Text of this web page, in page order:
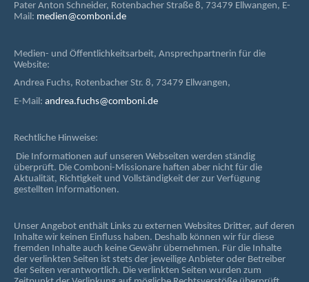
Pater Anton Schneider, Rotenbacher Straße 8, 73479 Ellwangen, E-
Mail: medien@comboni.de
Medien- und Öffentlichkeitsarbeit, Ansprechpartnerin für die
Website:
Andrea Fuchs, Rotenbacher Str. 8, 73479 Ellwangen,
E-Mail: andrea.fuchs@comboni.de
Rechtliche Hinweise:
Die Informationen auf unseren Webseiten werden ständig
überprüft. Die Comboni-Missionare haften aber nicht für die
Aktualität, Richtigkeit und Vollständigkeit der zur Verfügung
gestellten Informationen.
Unser Angebot enthält Links zu externen Websites Dritter, auf deren
Inhalte wir keinen Einfluss haben. Deshalb können wir für diese
fremden Inhalte auch keine Gewähr übernehmen. Für die Inhalte
der verlinkten Seiten ist stets der jeweilige Anbieter oder Betreiber
der Seiten verantwortlich. Die verlinkten Seiten wurden zum